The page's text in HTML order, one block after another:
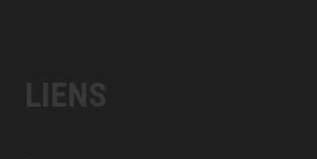
LIENS